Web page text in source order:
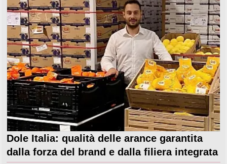
Dole Italia: qualità delle arance garantita
dalla forza del brand e dalla filiera integrata